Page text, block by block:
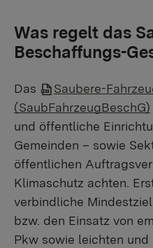
Was regelt das
Beschaffungs-
Das
Saubere-
(SaubFahrzeugBeschG)
und öffentliche
Gemeinden – sowie
öffentlichen
Klimaschutz achten.
verbindliche
bzw. den Einsatz von
Pkw sowie leichten und